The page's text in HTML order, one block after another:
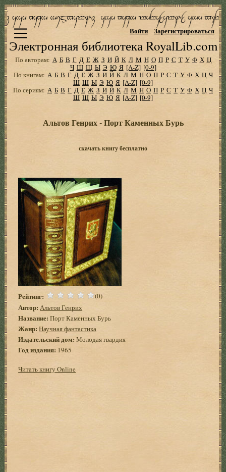
Электронная библиотека RoyalLib.com
Войти Зарегистрироваться
По авторам: А Б В Г Д Е Ж З И Й К Л М Н О П Р С Т У Ф Х Ц
Ч Ш Щ Ы Э Ю Я [A-Z] [0-9]
По книгам: А Б В Г Д Е Ж З И Й К Л М Н О П Р С Т У Ф Х Ц Ч
Ш Щ Ы Э Ю Я [A-Z] [0-9]
По сериям: А Б В Г Д Е Ж З И Й К Л М Н О П Р С Т У Ф Х Ц Ч
Ш Щ Ы Э Ю Я [A-Z] [0-9]
Альтов Генрих - Порт Каменных Бурь
скачать книгу бесплатно
Рейтинг: (0)
Автор: Альтов Генрих
Название: Порт Каменных Бурь
Жанр: Научная фантастика
Издательский дом: Молодая гвардия
Год издания: 1965
Читать книгу Online